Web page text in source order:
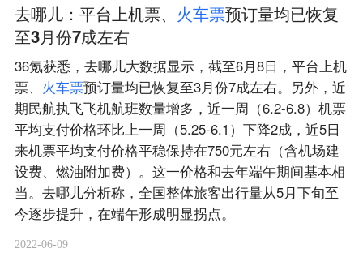
去哪儿：平台上机票、 火车票预订量均已恢复
至3月份7成左右
36氪获悉，去哪儿大数据显示，截至6月8日，平台上机
票、 火车票预订量均已恢复至3月份7成左右。另外，近
期民航执飞飞机航班数量增多，近一周（6.2-6.8）机票
平均支付价格环比上一周（5.25-6.1）下降2成，近5日
来机票平均支付价格平稳保持在750元左右（含机场建
设费、燃油附加费）。这一价格和去年端午期间基本相
当。去哪儿分析称，全国整体旅客出行量从5月下旬至
今逐步提升，在端午形成明显拐点。
2022-06-09